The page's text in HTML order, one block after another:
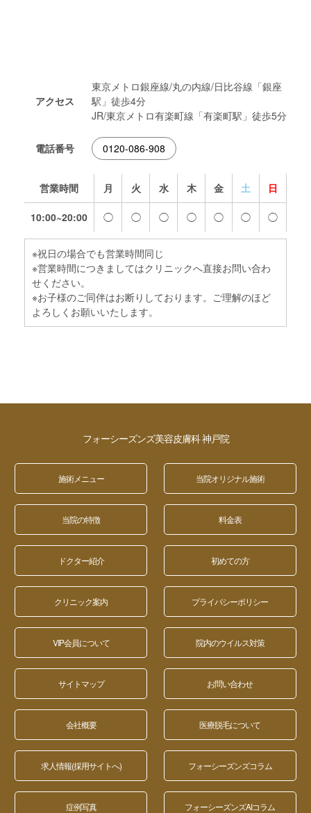
アクセス
東京メトロ銀座線/丸の内線/日比谷線「銀座
駅」徒歩4分
JR/東京メトロ有楽町線「有楽町駅」徒歩5分
電話番号 0120-086-908
営業時間 月 火 水 木 金 土 日
10:00~20:00 ◯ ◯ ◯ ◯ ◯ ◯ ◯
※祝日の場合でも営業時間同じ
※営業時間につきましてはクリニックへ直接お問い合わ
せください。
※お子様のご同伴はお断りしております。ご理解のほど
よろしくお願いいたします。
フォーシーズンズ美容皮膚科 神戸院
施術メニュー 当院オリジナル施術
当院の特徴 料金表
ドクター紹介 初めての方
クリニック案内 プライバシーポリシー
VIP会員について 院内のウイルス対策
サイトマップ お問い合わせ
会社概要 医療脱毛について
求人情報(採用サイトへ) フォーシーズンズコラム
症例写真 フォーシーズンズAIコラム